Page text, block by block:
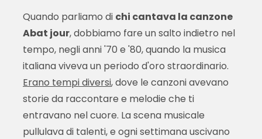
Quando parliamo di chi cantava la canzone
Abat jour, dobbiamo fare un salto indietro nel
tempo, negli anni '70 e '80, quando la musica
italiana viveva un periodo d'oro straordinario.
Erano tempi diversi, dove le canzoni avevano
storie da raccontare e melodie che ti
entravano nel cuore. La scena musicale
pullulava di talenti, e ogni settimana uscivano